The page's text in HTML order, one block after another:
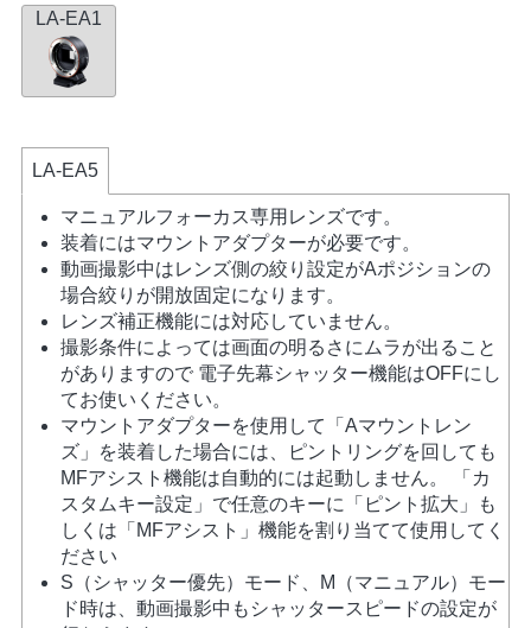
LA-EA1
LA-EA5
マニュアルフォーカス専用レンズです。
装着にはマウントアダプターが必要です。
動画撮影中はレンズ側の絞り設定がAポジションの
場合絞りが開放固定になります。
レンズ補正機能には対応していません。
撮影条件によっては画面の明るさにムラが出ること
がありますので 電子先幕シャッター機能はOFFにし
てお使いください。
マウントアダプターを使用して「Aマウントレン
ズ」を装着した場合には、ピントリングを回しても
MFアシスト機能は自動的には起動しません。 「カ
スタムキー設定」で任意のキーに「ピント拡大」も
しくは「MFアシスト」機能を割り当てて使用してく
ださい
S（シャッター優先）モード、M（マニュアル）モー
ド時は、動画撮影中もシャッタースピードの設定が